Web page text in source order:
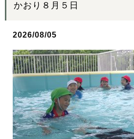
かおり８月５日
2026/08/05